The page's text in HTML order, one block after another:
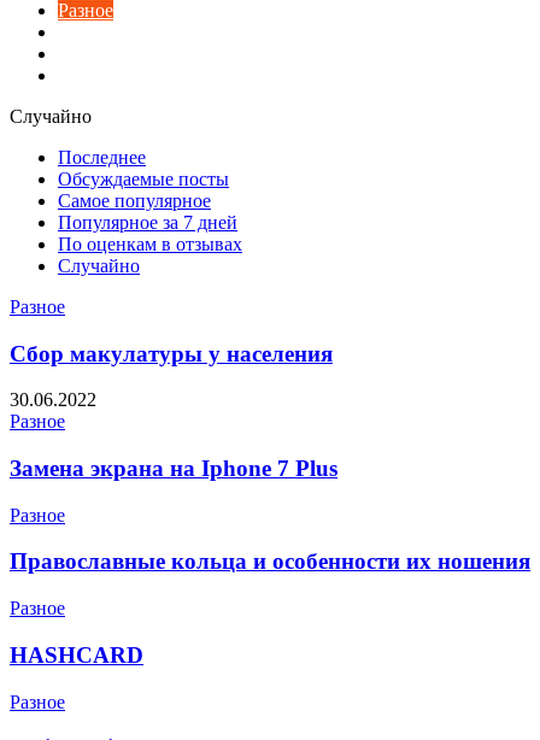
Разное
Случайно
Последнее
Обсуждаемые посты
Самое популярное
Популярное за 7 дней
По оценкам в отзывах
Случайно
Разное
Сбор макулатуры у населения
30.06.2022
Разное
Замена экрана на Iphone 7 Plus
Разное
Православные кольца и особенности их ношения
Разное
HASHCARD
Разное